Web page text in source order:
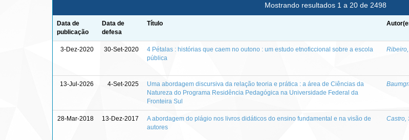
Mostrando resultados 1 a 20 de 2498
Data de
publicação
Data de
defesa
Título
3-Dez-2020 30-Set-2020
4 Pétalas : histórias que caem no outono : um estudo etnoficcional sobre a escola
pública
13-Jul-2026 4-Set-2025
Uma abordagem discursiva da relação teoria e prática : a área de Ciências da
Natureza do Programa Residência Pedagógica na Universidade Federal da
Fronteira Sul
28-Mar-2018 13-Dez-2017
A abordagem do plágio nos livros didáticos do ensino fundamental e na visão de
autores
Castro,